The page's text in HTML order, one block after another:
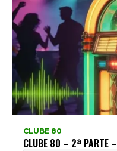
CLUBE 80
CLUBE 80 – 2ª PARTE